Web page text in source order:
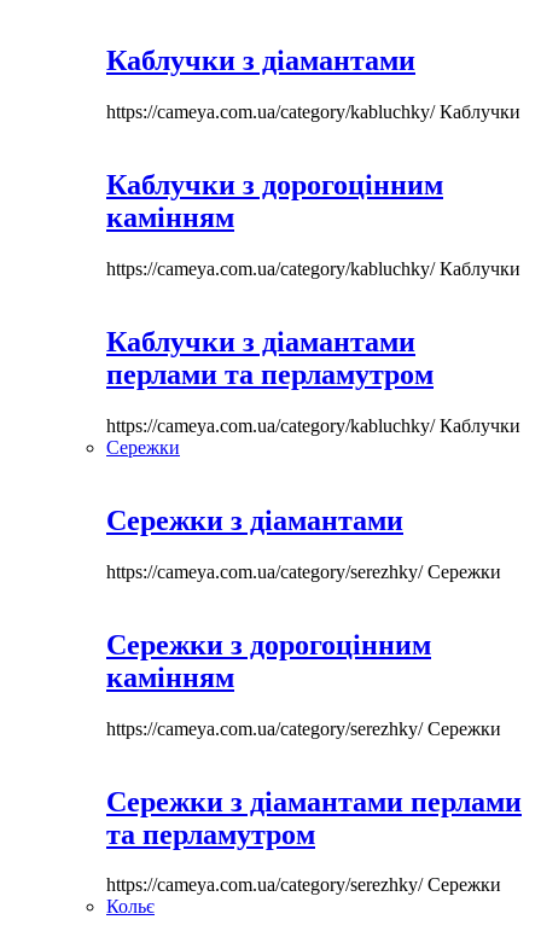
Каблучки з діамантами
https://cameya.com.ua/category/kabluchky/Каблучки
Каблучки з дорогоцінним
камінням
https://cameya.com.ua/category/kabluchky/Каблучки
Каблучки з діамантами
перлами та перламутром
https://cameya.com.ua/category/kabluchky/Каблучки
Сережки
Сережки з діамантами
https://cameya.com.ua/category/serezhky/Сережки
Сережки з дорогоцінним
камінням
https://cameya.com.ua/category/serezhky/Сережки
Сережки з діамантами перлами
та перламутром
https://cameya.com.ua/category/serezhky/Сережки
Кольє